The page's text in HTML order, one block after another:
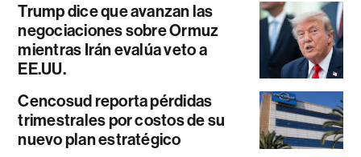
Trump dice que avanzan las
negociaciones sobre Ormuz
mientras Irán evalúa veto a
EE.UU.
Cencosud reporta pérdidas
trimestrales por costos de su
nuevo plan estratégico